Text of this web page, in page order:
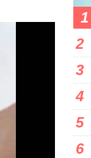
1
2
3
4
5
6